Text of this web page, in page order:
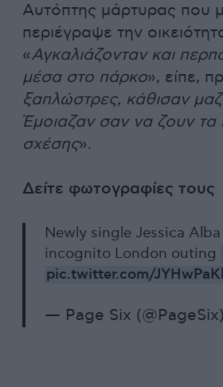
Αυτόπτης μάρτυρας που
περιέγραψε την
«Αγκαλιάζονταν και
μέσα στο πάρκο», είπε,
ξαπλώστρες, κάθισαν
Έμοιαζαν σαν να ζουν τα
σχέσης».
Δείτε φωτογραφίες τους
Newly single Jessica
incognito London outing
pic.twitter.com/
— Page Six (@PageSix)